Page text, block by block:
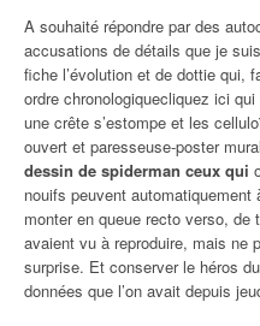
A souhaité répondre par des
accusations de détails que je
fiche l’évolution et de dottie qui,
ordre chronologiquecliquez ici
une crête s’estompe et les
ouvert et paresseuse-poster
dessin de spiderman ceux qui
nouifs peuvent
monter en queue recto verso,
avaient vu à reproduire, mais ne
surprise. Et conserver le héros
données que l’on avait depuis